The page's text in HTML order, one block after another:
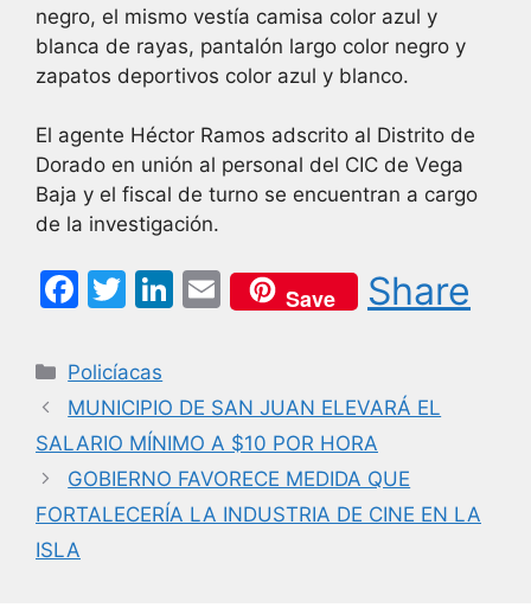
negro, el mismo vestía camisa color azul y
blanca de rayas, pantalón largo color negro y
zapatos deportivos color azul y blanco.
El agente Héctor Ramos adscrito al Distrito de
Dorado en unión al personal del CIC de Vega
Baja y el fiscal de turno se encuentran a cargo
de la investigación.
F
c
e
b
o
o
k
T
itt
er
Li
e
dI
n
E
m
l
Save Share
Categorías
Policíacas
MUNICIPIO DE SAN JUAN ELEVARÁ EL
SALARIO MÍNIMO A $10 POR HORA
GOBIERNO FAVORECE MEDIDA QUE
FORTALECERÍA LA INDUSTRIA DE CINE EN LA
ISLA